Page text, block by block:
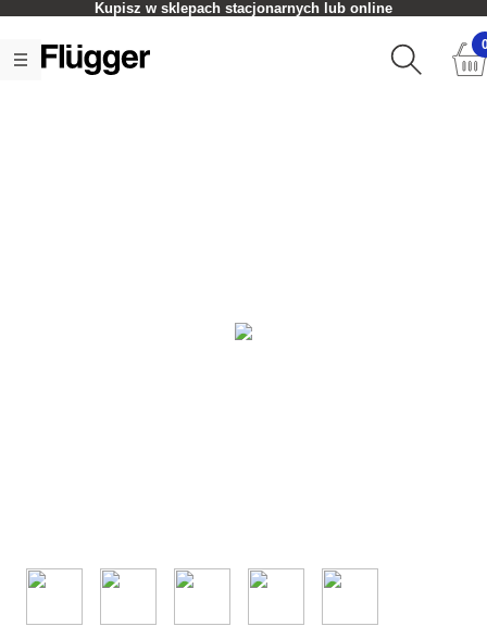
Kupisz w sklepach stacjonarnych lub online